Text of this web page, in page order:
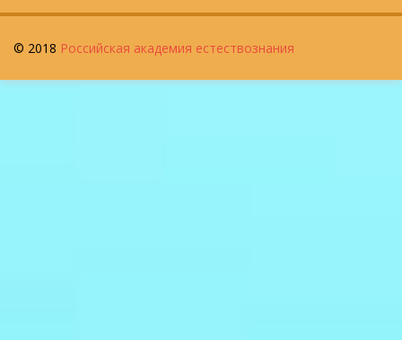
© 2018 Российская академия естествознания